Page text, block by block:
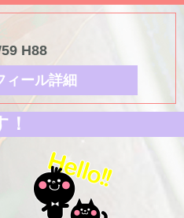
H88
ィール詳細